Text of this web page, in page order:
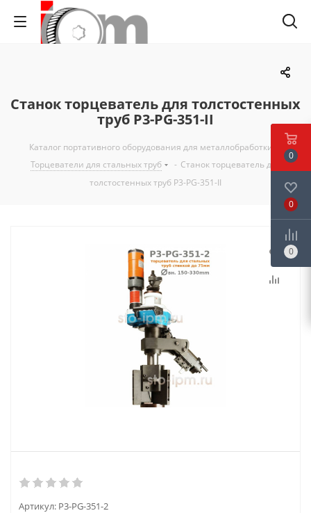
Станок торцеватель для толстостенных
труб P3-PG-351-II
Каталог портативного оборудования для металлобработки
Торцеватели для стальных труб
- Станок торцеватель для
толстостенных труб P3-PG-351-II
Артикул: P3-PG-351-2
0
0
0